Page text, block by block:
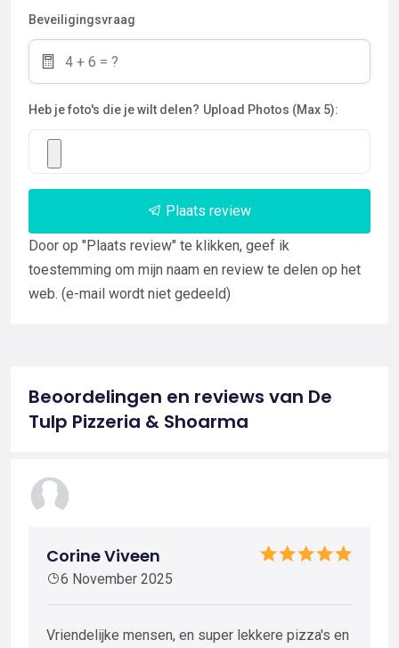
Beveiligingsvraag
Heb je foto's die je wilt delen? Upload Photos (Max 5):
Plaats review
Door op "Plaats review" te klikken, geef ik
toestemming om mijn naam en review te delen op het
web. (e-mail wordt niet gedeeld)
Beoordelingen en reviews van De
Tulp Pizzeria & Shoarma
Corine Viveen
6 November 2025
Vriendelijke mensen, en super lekkere pizza's en